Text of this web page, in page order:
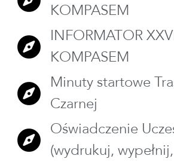
KOMPASEM
INFORMATOR
KOMPASEM
Minuty startowe
Czarnej
Oświadczenie
(wydrukuj,